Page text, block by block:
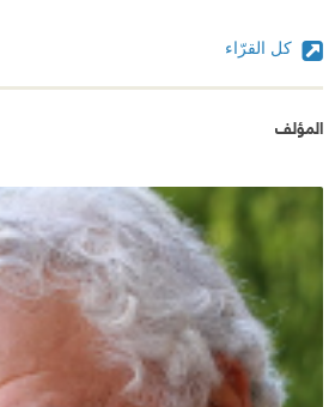
كل معنى في حياتنا.
على هواه. كلما قتل الجنود
المعهودة بين لحظة الميلاد و
الطريق بين مدينتين. فيجعل
تقوله خرائط الجغرافيا.
فيجعل المسافة بينه و بين
و بأعمار أبنائه و بناته الذين
كل القرّاء
المؤلف